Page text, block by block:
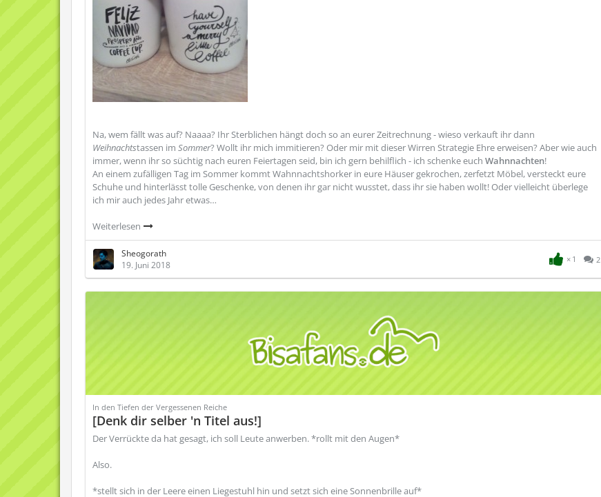
Na, wem fällt was auf? Naaaa? Ihr Sterblichen hängt doch so an eurer Zeitrechnung - wieso verkauft ihr dann
Weihnachtstassen im Sommer? Wollt ihr mich immitieren? Oder mir mit dieser Wirren Strategie Ehre erweisen? Aber wie auch
immer, wenn ihr so süchtig nach euren Feiertagen seid, bin ich gern behilflich - ich schenke euch Wahnnachten!
An einem zufälligen Tag im Sommer kommt Wahnnachtshorker in eure Häuser gekrochen, zerfetzt Möbel, versteckt eure
Schuhe und hinterlässt tolle Geschenke, von denen ihr gar nicht wusstet, dass ihr sie haben wollt! Oder vielleicht überlege
ich mir auch jedes Jahr etwas…
Weiterlesen
Sheogorath
19. Juni 2018
1 2
In den Tiefen der Vergessenen Reiche
[Denk dir selber 'n Titel aus!]
Der Verrückte da hat gesagt, ich soll Leute anwerben. *rollt mit den Augen*
Also.
*stellt sich in der Leere einen Liegestuhl hin und setzt sich eine Sonnenbrille auf*